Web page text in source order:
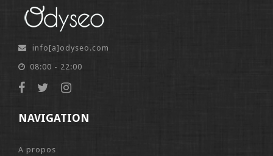
info[a]odyseo.com
08:00 - 22:00
NAVIGATION
A propos